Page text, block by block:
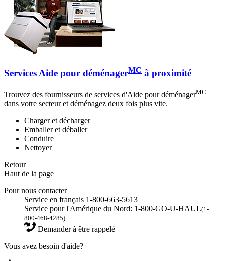
Services Aide pour déménagerMC à proximité
Trouvez des fournisseurs de services d'Aide pour déménagerMC
dans votre secteur et déménagez deux fois plus vite.
Charger et décharger
Emballer et déballer
Conduire
Nettoyer
Retour
Haut de la page
Pour nous contacter
Service en français 1-800-663-5613
Service pour l'Amérique du Nord: 1-800-GO-U-HAUL(1-
800-468-4285)
Demander à être rappelé
Vous avez besoin d'aide?